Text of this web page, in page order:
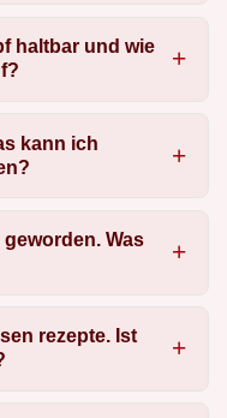
haltbar und wie
kann ich
Was
rezepte. Ist